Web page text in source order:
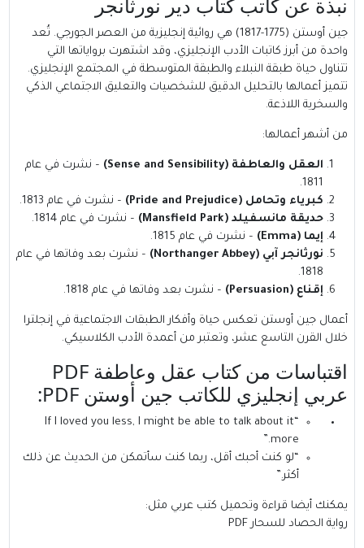
نبذة عن كاتب كتاب دير نورثانجر
جين أوستن (1775-1817) هي روائية إنجليزية من العصر الجورجي. تُعد
واحدة من أبرز كاتبات الأدب الإنجليزي، وقد اشتهرت برواياتها التي
تتناول حياة طبقة النبلاء والطبقة المتوسطة في المجتمع الإنجليزي.
تتميز أعمالها بالتحليل الدقيق للشخصيات والتعليق الاجتماعي الذكي
والسخرية اللاذعة.
من أشهر أعمالها:
العقل والعاطفة (Sense and Sensibility)
– نشرت في عام
1811.
كبرياء وتحامل (Pride and Prejudice)
– نشرت في عام 1813.
حديقة مانسفيلد (Mansfield Park)
– نشرت في عام 1814.
إيما (Emma)
– نشرت في عام 1815.
نورثانجر آبي (Northanger Abbey)
– نشرت بعد وفاتها في عام
1818.
إقناع (Persuasion)
– نشرت بعد وفاتها في عام 1818.
أعمال جين أوستن تعكس حياة وأفكار الطبقات الاجتماعية في إنجلترا
خلال القرن التاسع عشر، وتعتبر من أعمدة الأدب الكلاسيكي.
اقتباسات من كتاب عقل وعاطفة PDF
عربي إنجليزي للكاتب جين أوستن PDF:
“If I loved you less, I might be able to talk about it
more.”
“لو كنت أحبك أقل، ربما كنت سأتمكن من الحديث عن ذلك
أكثر.”
يمكنك أيضا قراءة وتحميل كتب عربي مثل:
رواية الحصاد للسحار PDF